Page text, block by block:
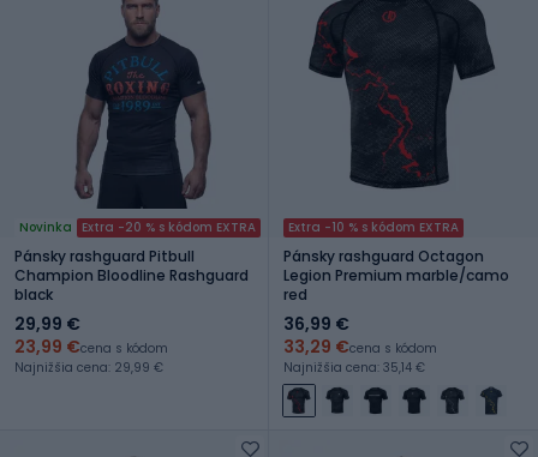
Novinka Extra -20 % s kódom EXTRA
Pánsky rashguard Pitbull
Champion Bloodline Rashguard
black
29,99 €
23,99 €cena s kódom
Najnižšia cena: 29,99 €
Extra -10 % s kódom EXTRA
Pánsky rashguard Octagon
Legion Premium marble/camo
red
36,99 €
33,29 €cena s kódom
Najnižšia cena: 35,14 €